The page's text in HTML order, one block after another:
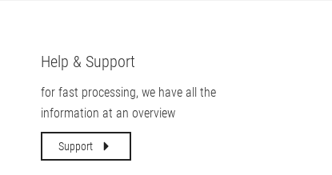
Help & Support
for fast processing, we have all the
information at an overview
Support